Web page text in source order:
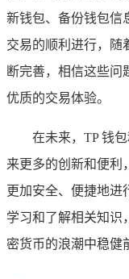
新钱包、备份钱包信
交易的顺利进行，随
断完善，相信这些问
优质的交易体验。
在未来，TP 钱
来更多的创新和便利
更加安全、便捷地进
学习和了解相关知识
密货币的浪潮中稳健